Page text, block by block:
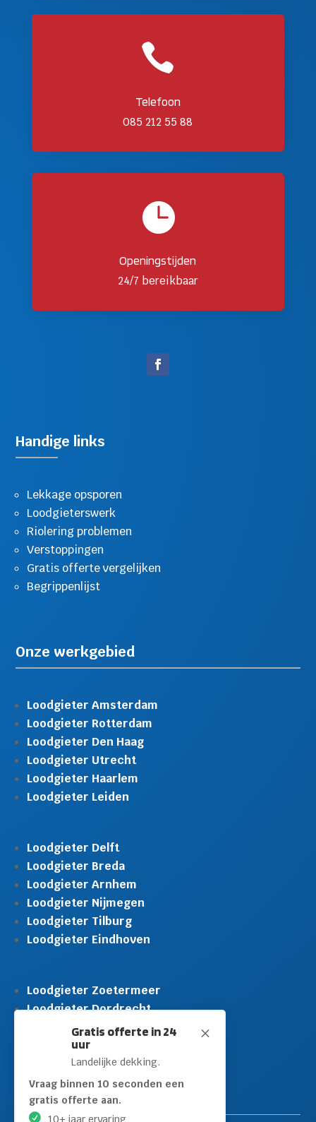

Telefoon
085 212 55 88

Openingstijden
24/7 bereikbaar
M
Gratis offerte in 24
uur
Landelijke dekking.
Vraag binnen 10 seconden een
gratis offerte aan.
10+ jaar ervaring
Handige links
Lekkage opsporen
Loodgieterswerk
Riolering problemen
Verstoppingen
Gratis offerte vergelijken
Begrippenlijst
Onze werkgebied
Loodgieter Amsterdam
Loodgieter Rotterdam
Loodgieter Den Haag
Loodgieter Utrecht
Loodgieter Haarlem
Loodgieter Leiden
Loodgieter Delft
Loodgieter Breda
Loodgieter Arnhem
Loodgieter Nijmegen
Loodgieter Tilburg
Loodgieter Eindhoven
Loodgieter Zoetermeer
Loodgieter Dordrecht
Loodgieter Rijswijk
Loodgieter Schiedam
Loodgieter Leidschendam
Loodgieter Hilversum